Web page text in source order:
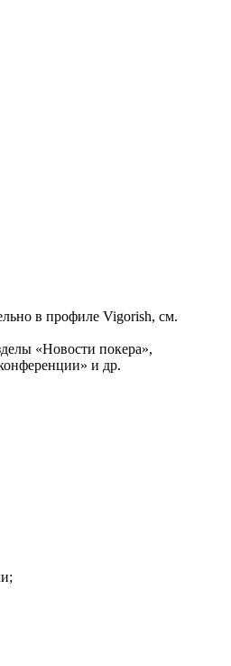
в профиле Vigorish, см.
«Новости покера»,
и др.